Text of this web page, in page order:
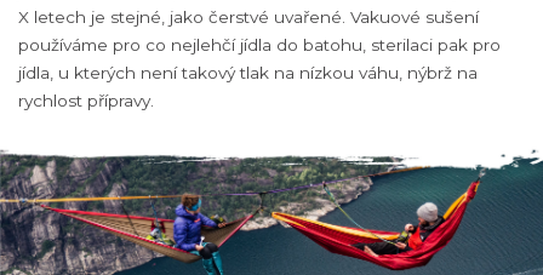
X letech je stejné, jako čerstvé uvařené. Vakuové sušení
používáme pro co nejlehčí jídla do batohu, sterilaci pak pro
jídla, u kterých není takový tlak na nízkou váhu, nýbrž na
rychlost přípravy.